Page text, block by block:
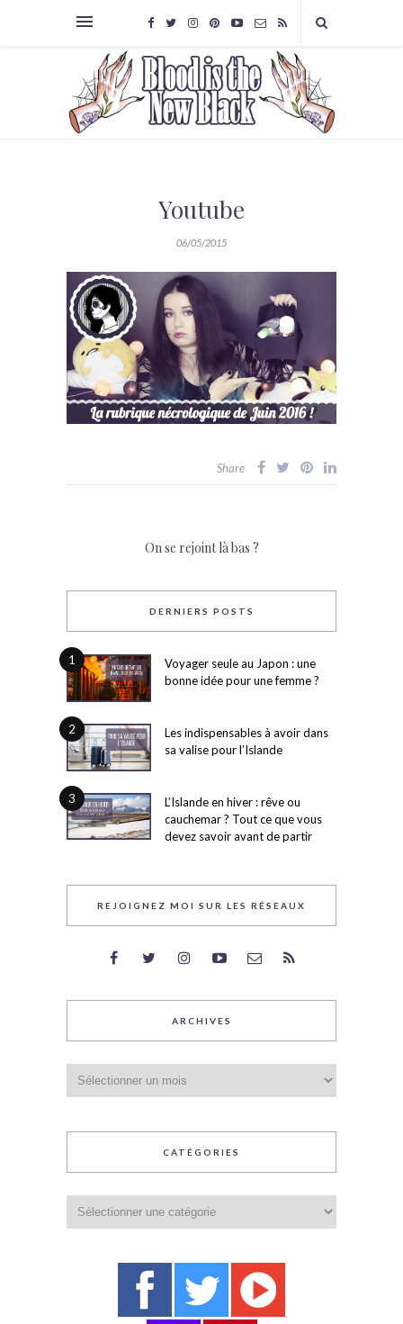
Youtube
06/05/2015
Share
On se rejoint là bas ?
DERNIERS POSTS
1
Voyager seule au Japon : une
bonne idée pour une femme ?
2
Les indispensables à avoir dans
sa valise pour l’Islande
3
L’Islande en hiver : rêve ou
cauchemar ? Tout ce que vous
devez savoir avant de partir
REJOIGNEZ MOI SUR LES RÉSEAUX
ARCHIVES
CATÉGORIES